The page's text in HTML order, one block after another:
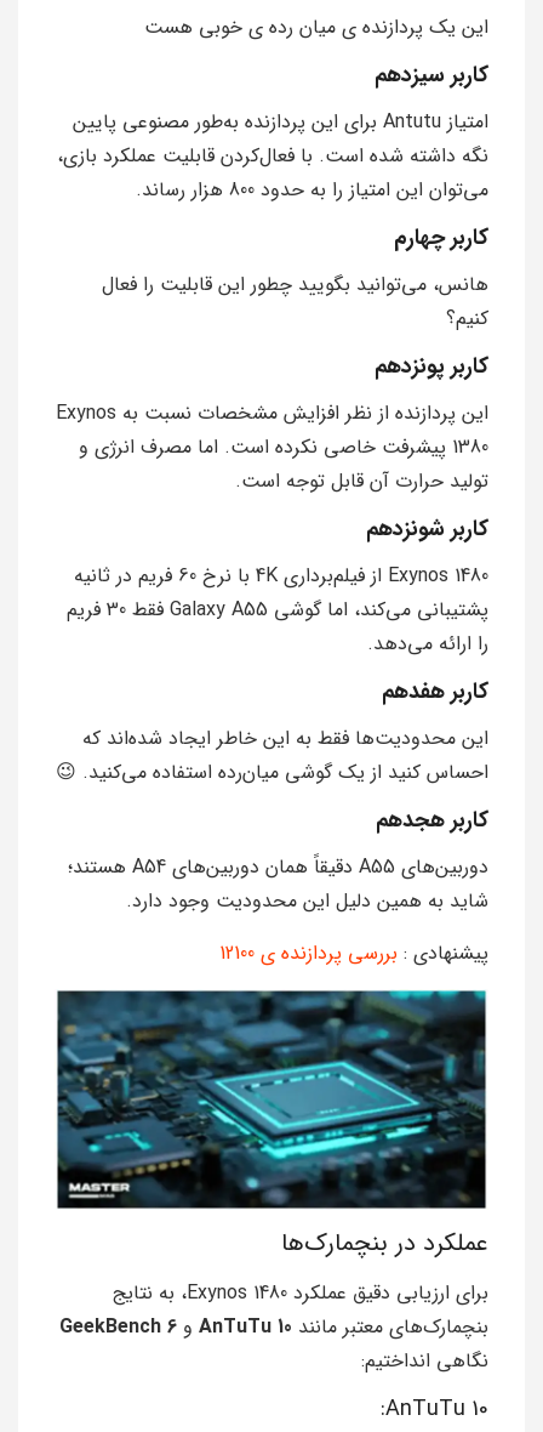
این یک پردازنده ی میان رده ی خوبی هست
کاربر سیزدهم
امتیاز Antutu برای این پردازنده به‌طور مصنوعی پایین
نگه داشته شده است. با فعال‌کردن قابلیت عملکرد بازی،
می‌توان این امتیاز را به حدود 800 هزار رساند.
کاربر چهارم
هانس، می‌توانید بگویید چطور این قابلیت را فعال
کنیم؟
کاربر پونزدهم
این پردازنده از نظر افزایش مشخصات نسبت به Exynos
1380 پیشرفت خاصی نکرده است. اما مصرف انرژی و
تولید حرارت آن قابل توجه است.
کاربر شونزدهم
Exynos 1480 از فیلم‌برداری 4K با نرخ 60 فریم در ثانیه
پشتیبانی می‌کند، اما گوشی Galaxy A55 فقط 30 فریم
را ارائه می‌دهد.
کاربر هفدهم
این محدودیت‌ها فقط به این خاطر ایجاد شده‌اند که
احساس کنید از یک گوشی میان‌رده استفاده می‌کنید. 😉
کاربر هجدهم
دوربین‌های A55 دقیقاً همان دوربین‌های A54 هستند؛
شاید به همین دلیل این محدودیت وجود دارد.
پیشنهادی : بررسی پردازنده ی 12100
عملکرد در بنچمارک‌ها
برای ارزیابی دقیق عملکرد Exynos 1480، به نتایج
بنچمارک‌های معتبر مانند AnTuTu 10 و GeekBench 6
نگاهی انداختیم:
AnTuTu 10: